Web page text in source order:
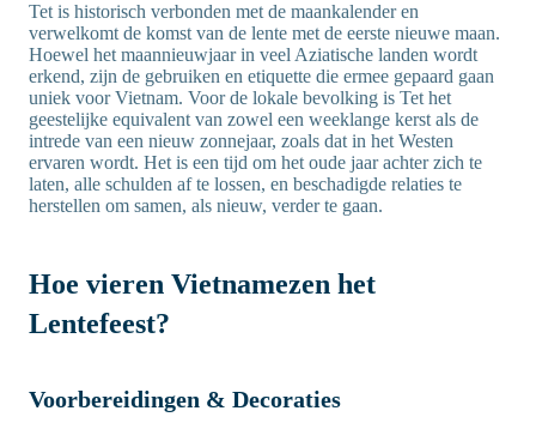
Tet is historisch verbonden met de maankalender en
verwelkomt de komst van de lente met de eerste nieuwe maan.
Hoewel het maannieuwjaar in veel Aziatische landen wordt
erkend, zijn de gebruiken en etiquette die ermee gepaard gaan
uniek voor Vietnam. Voor de lokale bevolking is Tet het
geestelijke equivalent van zowel een weeklange kerst als de
intrede van een nieuw zonnejaar, zoals dat in het Westen
ervaren wordt. Het is een tijd om het oude jaar achter zich te
laten, alle schulden af te lossen, en beschadigde relaties te
herstellen om samen, als nieuw, verder te gaan.
Hoe vieren Vietnamezen het
Lentefeest?
Voorbereidingen & Decoraties